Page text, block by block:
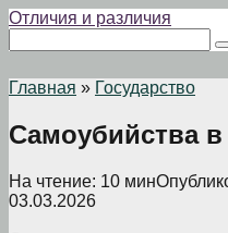
Перейти
контенту
Отличия и различия
Главная » Государство
Самоубийства в
На чтение: 10 мин
03.03.2026